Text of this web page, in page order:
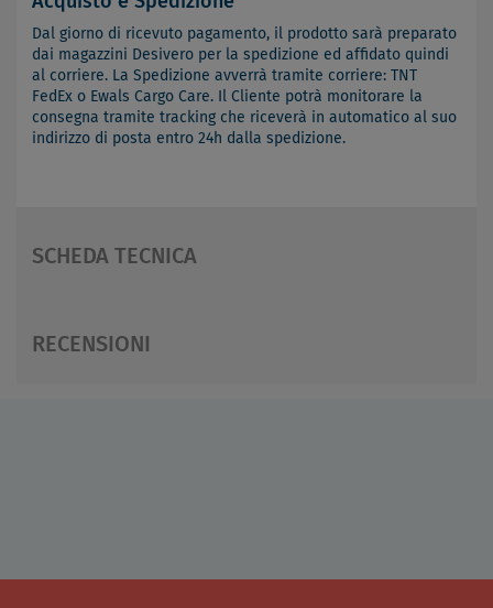
Dal giorno di ricevuto pagamento, il prodotto sarà preparato
dai magazzini Desivero per la spedizione ed affidato quindi
al corriere. La Spedizione avverrà tramite corriere: TNT
FedEx o Ewals Cargo Care. Il Cliente potrà monitorare la
consegna tramite tracking che riceverà in automatico al suo
indirizzo di posta entro 24h dalla spedizione.
SCHEDA TECNICA
RECENSIONI